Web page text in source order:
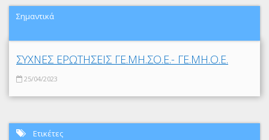
Σημαντικά
ΣΥΧΝΕΣ ΕΡΩΤΗΣΕΙΣ ΓΕ.ΜΗ.ΣΟ.Ε.- ΓΕ.ΜΗ.Ο.Ε.
25/04/2023
Ετικέτες